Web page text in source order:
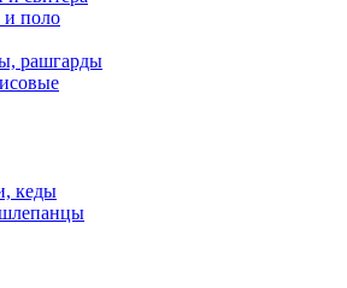
поло
рашгарды
кеды